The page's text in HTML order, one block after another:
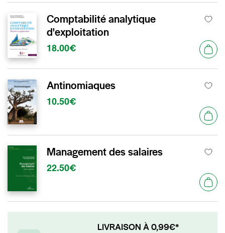
Comptabilité analytique
d'exploitation
18.00€
Antinomiaques
10.50€
Management des salaires
22.50€
LIVRAISON À 0,99€*